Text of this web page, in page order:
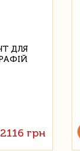
2116 грн